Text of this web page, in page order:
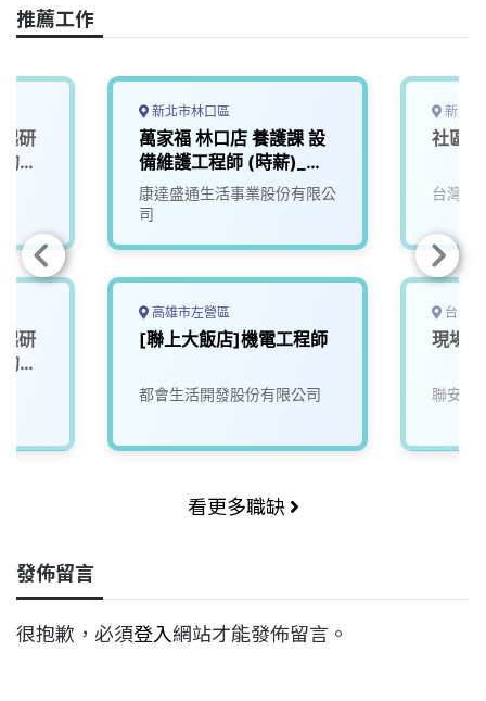
o
k
n
k
推薦工作
研
未
研
未
新北市林口區
萬家福 林口店 養護課 設
備維護工程師 (時薪)_新
北
康達盛通生活事業股份有限公
司
高雄市左營區
[聯上大飯店]機電工程師
都會生活開發股份有限公司
新北
社區
台灣寶
台中
現場
聯安生
看更多職缺
發佈留言
很抱歉，必須登入網站才能發佈留言。